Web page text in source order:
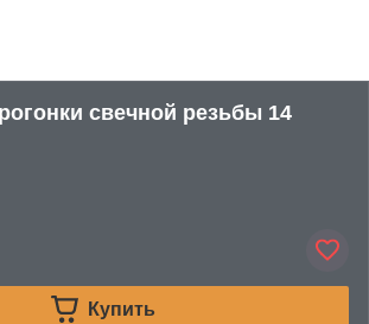
свечной резьбы 14
Купить